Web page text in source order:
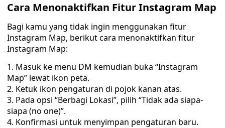
Cara Menonaktifkan Fitur Instagram Map
Bagi kamu yang tidak ingin menggunakan fitur
Instagram Map, berikut cara menonaktifkan fitur
Instagram Map:
Masuk ke menu DM kemudian buka “Instagram
Map” lewat ikon peta.
Ketuk ikon pengaturan di pojok kanan atas.
Pada opsi “Berbagi Lokasi”, pilih “Tidak ada siapa-
siapa (no one)”.
Konfirmasi untuk menyimpan pengaturan baru.